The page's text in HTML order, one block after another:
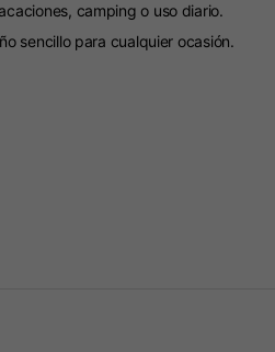
camping o uso diario.
sencillo para cualquier ocasión.